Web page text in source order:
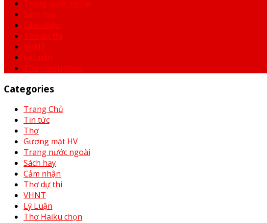
Trang nước ngoài
Sách hay
Cảm nhận
Thơ dự thi
VHNT
Lý Luận
Thơ Haiku chọn
Categories
Trang Chủ
Tin tức
Thơ
Gương mặt HV
Trang nước ngoài
Sách hay
Cảm nhận
Thơ dự thi
VHNT
Lý Luận
Thơ Haiku chọn